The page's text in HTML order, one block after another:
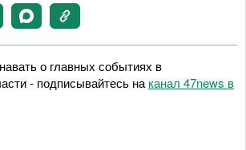
о главных событиях в
- подписывайтесь на канал 47news в